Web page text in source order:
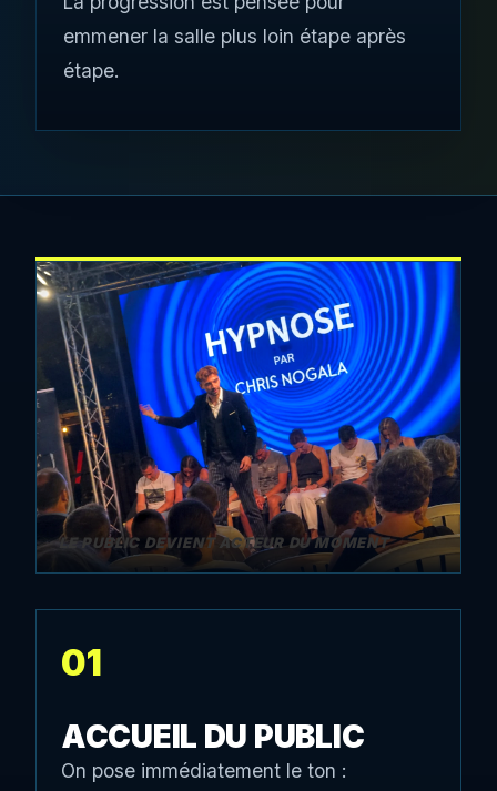
emmener la salle plus loin étape après
étape.
LE PUBLIC DEVIENT ACTEUR DU MOMENT
01
ACCUEIL DU PUBLIC
On pose immédiatement le ton :